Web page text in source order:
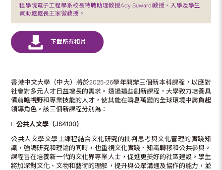
程學院電子工程學系校長特聘助理教授Ady Suwardi教授、入學及學生
資助處處長王家徹教授。
香港中文大學（中大）將於2025-26學年開辦三個新本科課程，以應對
社會對多元人才日益增長的需求。透過這些創新課程，大學致力培養具
備前瞻視野和專業技能的人才，使其能在瞬息萬變的全球環境中肩負起
領導角色。該三個新課程分別為：
公共人文學 （JS4100）
公共人文學文學士課程結合文化研究的批判思考與文化管理的實踐知
識，強調研究和理論的同時，也重視文化實踐、知識轉移和公共參與。
課程旨在培養新一代的文化界專業人士，促進更美好的社區建設。學生
將加深對文化、文物和藝術的理解，提升與公眾溝通及協作的能力，並